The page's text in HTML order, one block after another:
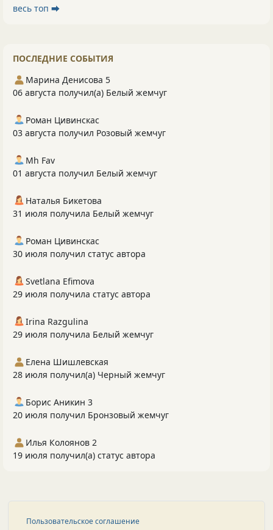
весь топ ⮕
ПОСЛЕДНИЕ СОБЫТИЯ
Марина Денисова 5
06 августа получил(а) Белый жемчуг
Роман Цивинскас
03 августа получил Розовый жемчуг
Mh Fav
01 августа получил Белый жемчуг
Наталья Бикетова
31 июля получила Белый жемчуг
Роман Цивинскас
30 июля получил статус автора
Svetlana Efimova
29 июля получила статус автора
Irina Razgulina
29 июля получила Белый жемчуг
Елена Шишлевская
28 июля получил(а) Черный жемчуг
Борис Аникин 3
20 июля получил Бронзовый жемчуг
Илья Колоянов 2
19 июля получил(а) статус автора
Пользовательское соглашение